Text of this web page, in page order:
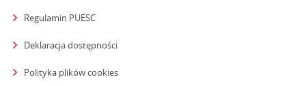
Regulamin PUESC
Deklaracja dostępności
Polityka plików cookies